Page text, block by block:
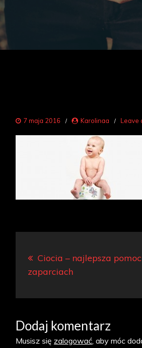
7 maja 2016 Karolinaa Leave
wpisu
Ciocia – najlepsza
zaparciach
Dodaj komentarz
Musisz się zalogować, aby móc